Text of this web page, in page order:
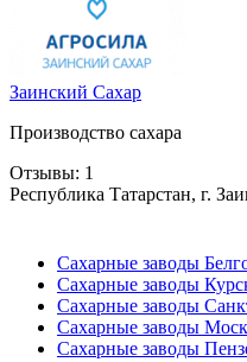
Заинский Сахар
Производство сахара
Отзывы: 1
Республика Татарстан, г.
Сахарные заводы
Сахарные заводы
Сахарные заводы
Сахарные заводы
Сахарные заводы